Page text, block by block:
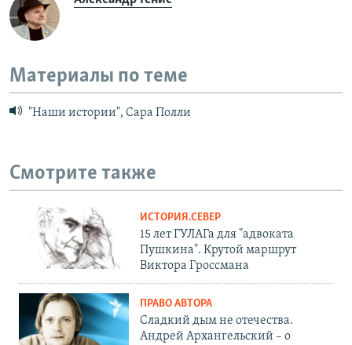
Материалы по теме
"Наши истории", Сара Полли
Смотрите также
ИСТОРИЯ.СЕВЕР
15 лет ГУЛАГа для "адвоката
Пушкина". Крутой маршрут
Виктора Гроссмана
ПРАВО АВТОРА
Сладкий дым не отечества.
Андрей Архангельский – о